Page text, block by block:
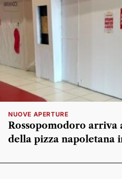
NUOVE APERTURE
Rossopomodoro arriva
della pizza napoletana